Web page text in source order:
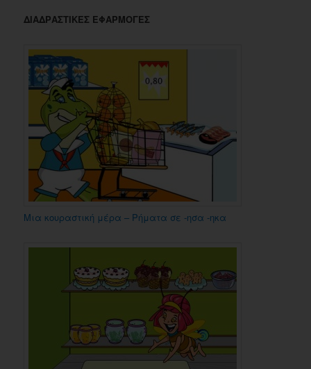
ΔΙΑΔΡΑΣΤΙΚΕΣ ΕΦΑΡΜΟΓΕΣ
Μια κουραστική μέρα – Ρήματα σε -ησα -ηκα